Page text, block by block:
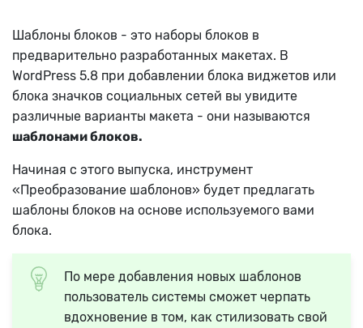
Шаблоны блоков - это наборы блоков в
предварительно разработанных макетах. В
WordPress 5.8 при добавлении блока виджетов или
блока значков социальных сетей вы увидите
различные варианты макета - они называются
шаблонами блоков.
Начиная с этого выпуска, инструмент
«Преобразование шаблонов» будет предлагать
шаблоны блоков на основе используемого вами
блока.
По мере добавления новых шаблонов
пользователь системы сможет черпать
вдохновение в том, как стилизовать свой